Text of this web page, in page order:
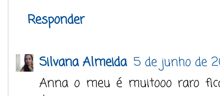
Responder
Silvana Almeida 5 de junho de
Anna o meu é muitooo raro